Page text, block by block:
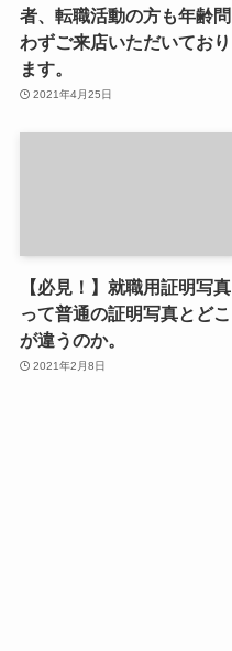
者、転職活動の方も年齢問
わずご来店いただいており
ます。
2021年4月25日
【必見！】就職用証明写真
って普通の証明写真とどこ
が違うのか。
2021年2月8日